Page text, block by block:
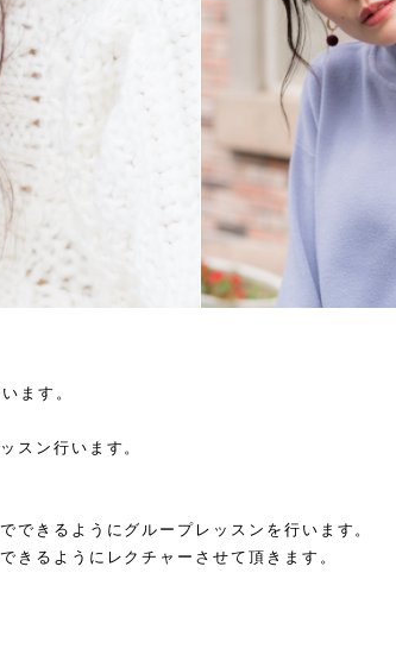
ます。
スン行います。
できるようにグループレッスンを行います。
きるようにレクチャーさせて頂きます。